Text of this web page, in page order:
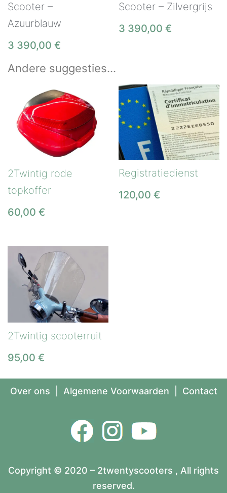
Scooter –
Azuurblauw
3 390,00 €
Scooter – Zilvergrijs
3 390,00 €
Andere suggesties…
2Twintig rode
topkoffer
60,00 €
Registratiedienst
120,00 €
2Twintig scooterruit
95,00 €
Over ons Algemene Voorwaarden Contact
Copyright © 2020 – 2twentyscooters , All rights
reserved.